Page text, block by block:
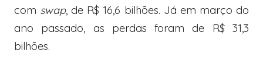
com swap, de R$ 16,6 bilhões. Já em março do
ano passado, as perdas foram de R$ 31,3
bilhões.